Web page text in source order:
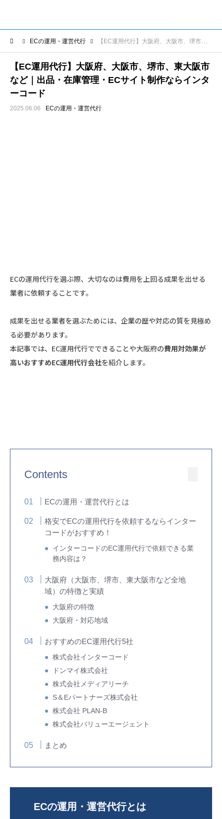
ECの運用・運営代行 【EC運用代行】大阪府、大阪市、堺市、東大阪市など｜出品・在庫管理・ECサイト制作ならインターコード
【EC運用代行】大阪府、大阪市、堺市、東大阪市
など｜出品・在庫管理・ECサイト制作ならインタ
ーコード
2025.06.06 ECの運用・運営代行
ECの運用代行を選ぶ際、大切なのは費用を上回る成果を出せる
業者に依頼することです。
成果を出せる業者を選ぶためには、企業の歴や対応の質を見極め
る必要があります。
本記事では、EC運用代行でできることや大阪府の費用対効果が
高いおすすめEC運用代行会社を紹介します。
Contents
ECの運用・運営代行とは
格安でECの運用代行を依頼するならインター
コードがおすすめ！
インターコードのEC運用代行で依頼できる業
務内容は？
大阪府（大阪市、堺市、東大阪市など全地
域）の特徴と実績
大阪府の特徴
大阪府・対応地域
おすすめのEC運用代行5社
株式会社インターコード
ドンマイ株式会社
株式会社メディアリーチ
S＆Eパートナーズ株式会社
株式会社 PLAN-B
株式会社バリューエージェント
まとめ
ECの運用・運営代行とは